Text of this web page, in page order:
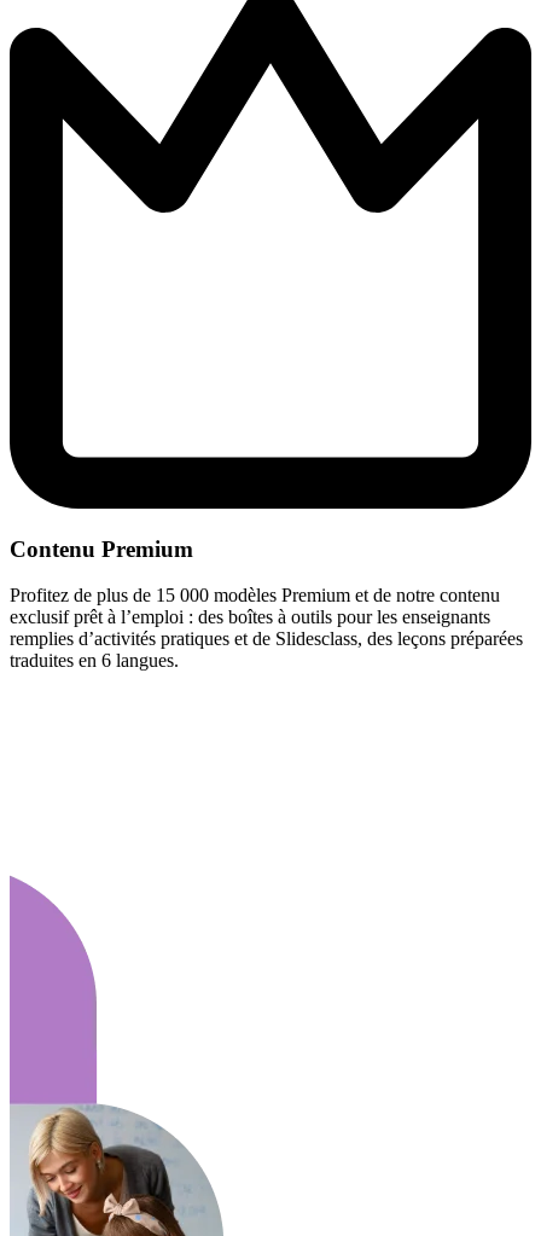
Contenu Premium
Profitez de plus de 15 000 modèles Premium et de notre contenu
exclusif prêt à l’emploi : des boîtes à outils pour les enseignants
remplies d’activités pratiques et de Slidesclass, des leçons préparées
traduites en 6 langues.